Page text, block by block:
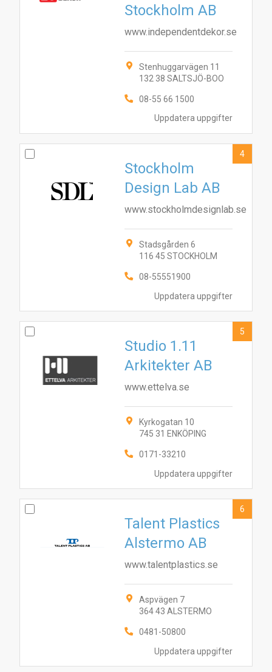
Uppdatera uppgifter
Stockholm AB
www.independentdekor.se
Stenhuggarvägen 11
132 38 SALTSJÖ-BOO
08-55 66 1500
Uppdatera uppgifter
Stockholm
Design Lab AB
www.stockholmdesignlab.se
Stadsgården 6
116 45 STOCKHOLM
08-55551900
4
Uppdatera uppgifter
Studio 1.11
Arkitekter AB
www.ettelva.se
Kyrkogatan 10
745 31 ENKÖPING
0171-33210
5
Uppdatera uppgifter
Talent Plastics
Alstermo AB
www.talentplastics.se
Aspvägen 7
364 43 ALSTERMO
0481-50800
6